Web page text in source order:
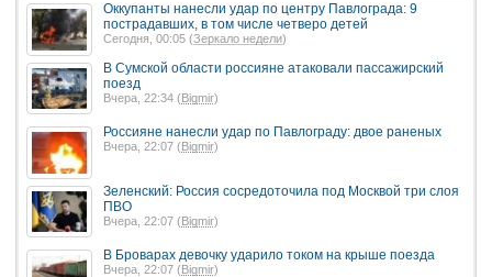
Оккупанты нанесли удар по центру Павлограда: 9
пострадавших, в том числе четверо детей
Сегодня, 00:05 (Зеркало недели)
В Сумской области россияне атаковали пассажирский
поезд
Вчера, 22:34 (Bigmir)
Россияне нанесли удар по Павлограду: двое раненых
Вчера, 22:07 (Bigmir)
Зеленский: Россия сосредоточила под Москвой три слоя
ПВО
Вчера, 22:07 (Bigmir)
В Броварах девочку ударило током на крыше поезда
Вчера, 22:07 (Bigmir)